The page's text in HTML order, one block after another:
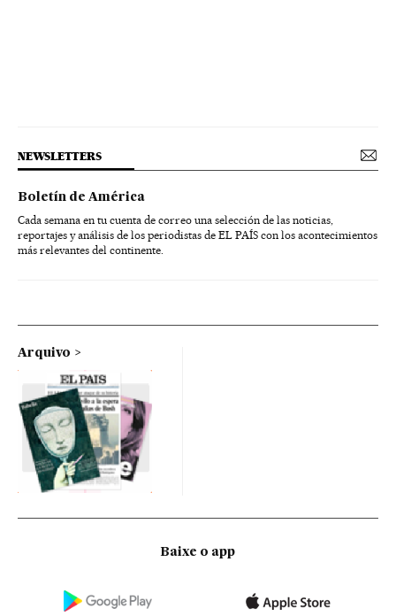
NEWSLETTERS
Boletín de América
Cada semana en tu cuenta de correo una selección de las noticias,
reportajes y análisis de los periodistas de EL PAÍS con los acontecimientos
más relevantes del continente.
Arquivo
Baixe o app